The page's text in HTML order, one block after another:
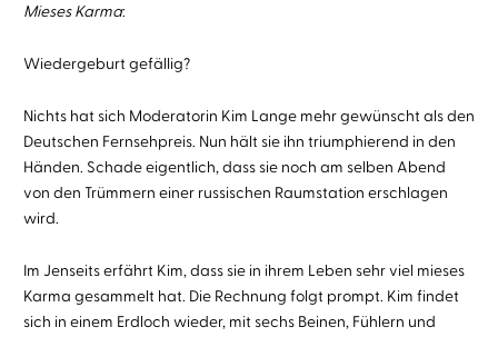
Mieses Karma:
Wiedergeburt gefällig?
Nichts hat sich Moderatorin Kim Lange mehr gewünscht als den
Deutschen Fernsehpreis. Nun hält sie ihn triumphierend in den
Händen. Schade eigentlich, dass sie noch am selben Abend
von den Trümmern einer russischen Raumstation erschlagen
wird.
Im Jenseits erfährt Kim, dass sie in ihrem Leben sehr viel mieses
Karma gesammelt hat. Die Rechnung folgt prompt. Kim findet
sich in einem Erdloch wieder, mit sechs Beinen, Fühlern und